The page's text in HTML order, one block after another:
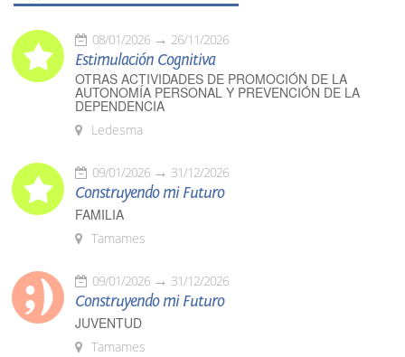
08/01/2026 26/11/2026
Estimulación Cognitiva
OTRAS ACTIVIDADES DE PROMOCIÓN DE LA
AUTONOMÍA PERSONAL Y PREVENCIÓN DE LA
DEPENDENCIA
Ledesma
09/01/2026 31/12/2026
Construyendo mi Futuro
FAMILIA
Tamames
09/01/2026 31/12/2026
Construyendo mi Futuro
JUVENTUD
Tamames